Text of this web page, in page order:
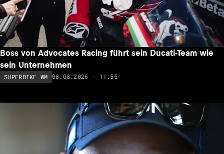
Boss von Advocates Racing führt sein Ducati-Team wie
sein Unternehmen
SUPERBIKE WM 08.08.2026 - 11:55